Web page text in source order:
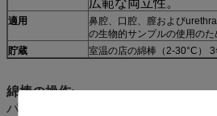
適用
鼻腔、口腔、膣および
の生物的サンプルの使用のた
貯蔵
室温の店の綿棒（2-30°C） 3
綿棒の操作:
パッケージの上部を開け、綿棒を引